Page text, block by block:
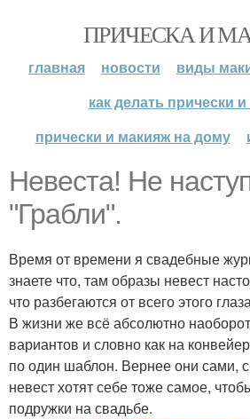
ПРИЧЕСКА И
главная новости
виды
как делать прически
прически и макияж на дому
Невеста! Не
"Грабли".
Время от времени я свадебные
знаете что, там образы невест
что разбегаются от всего этого
В жизни же всё абсолютно
вариантов и словно как на
по один шаблон. Вернее они сами,
невест хотят себе тоже самое,
подружки на свадьбе.